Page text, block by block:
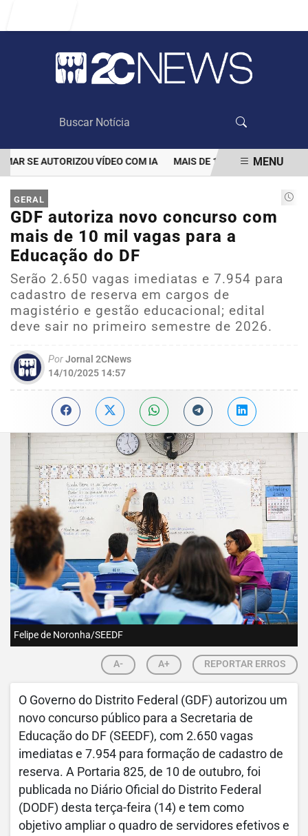
SE AUTORIZOU VÍDEO COM IA MAIS DE 100 MIL CLIENTES
EM ALTA
MENU
GERAL
GDF autoriza novo concurso com
mais de 10 mil vagas para a
Educação do DF
Serão 2.650 vagas imediatas e 7.954 para
cadastro de reserva em cargos de
magistério e gestão educacional; edital
deve sair no primeiro semestre de 2026.
PorJornal 2CNews
14/10/2025 14:57
Felipe de Noronha/SEEDF
A- A+ REPORTAR ERROS
O Governo do Distrito Federal (GDF) autorizou um
novo concurso público para a Secretaria de
Educação do DF (SEEDF), com 2.650 vagas
imediatas e 7.954 para formação de cadastro de
reserva. A Portaria 825, de 10 de outubro, foi
publicada no Diário Oficial do Distrito Federal
(DODF) desta terça-feira (14) e tem como
objetivo ampliar o quadro de servidores efetivos e